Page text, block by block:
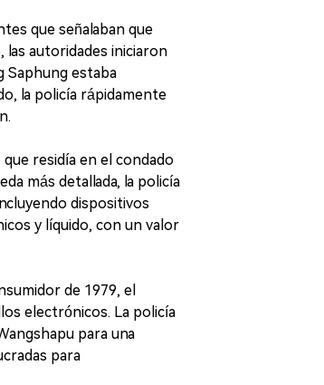
que señalaban que
las autoridades iniciaron
Saphung estaba
la policía rápidamente
residía en el condado
más detallada, la policía
dispositivos
y líquido, con un valor
de 1979, el
electrónicos. La policía
para una
para